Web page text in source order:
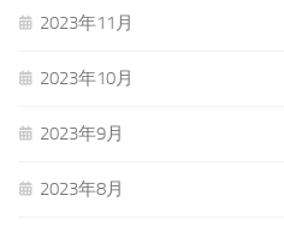
2023年11月
2023年10月
2023年9月
2023年8月